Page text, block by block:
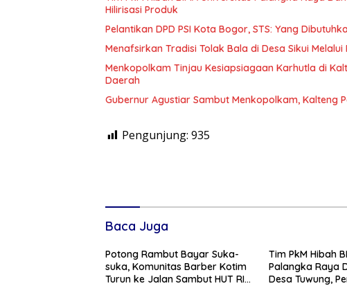
Hilirisasi Produk
Pelantikan DPD PSI Kota Bogor, STS: Yang
Menafsirkan Tradisi Tolak Bala di Desa Sikui
Menkopolkam Tinjau Kesiapsiagaan Karhutla di
Daerah
Gubernur Agustiar Sambut Menkopolkam, Kalteng
Pengunjung: 935
Baca Juga
Potong Rambut Bayar Suka-
suka, Komunitas Barber Kotim
Turun ke Jalan Sambut HUT RI
Tim PkM Hibah
Palangka Raya
Desa Tuwung,